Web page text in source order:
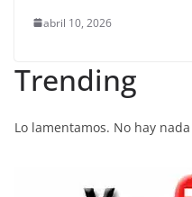
abril 10, 2026
Trending
Lo lamentamos. No hay